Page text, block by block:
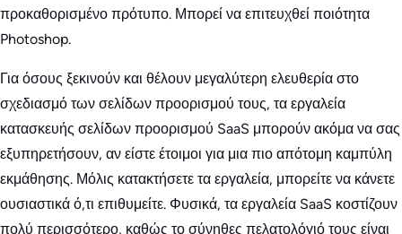
προκαθορισμένο πρότυπο. Μπορεί να επιτευχθεί ποιότητα
Photoshop.
Για όσους ξεκινούν και θέλουν μεγαλύτερη ελευθερία στο
σχεδιασμό των σελίδων προορισμού τους, τα εργαλεία
κατασκευής σελίδων προορισμού SaaS μπορούν ακόμα να σας
εξυπηρετήσουν, αν είστε έτοιμοι για μια πιο απότομη καμπύλη
εκμάθησης. Μόλις κατακτήσετε τα εργαλεία, μπορείτε να κάνετε
ουσιαστικά ό,τι επιθυμείτε. Φυσικά, τα εργαλεία SaaS κοστίζουν
πολύ περισσότερο, καθώς το σύνηθες πελατολόγιό τους είναι